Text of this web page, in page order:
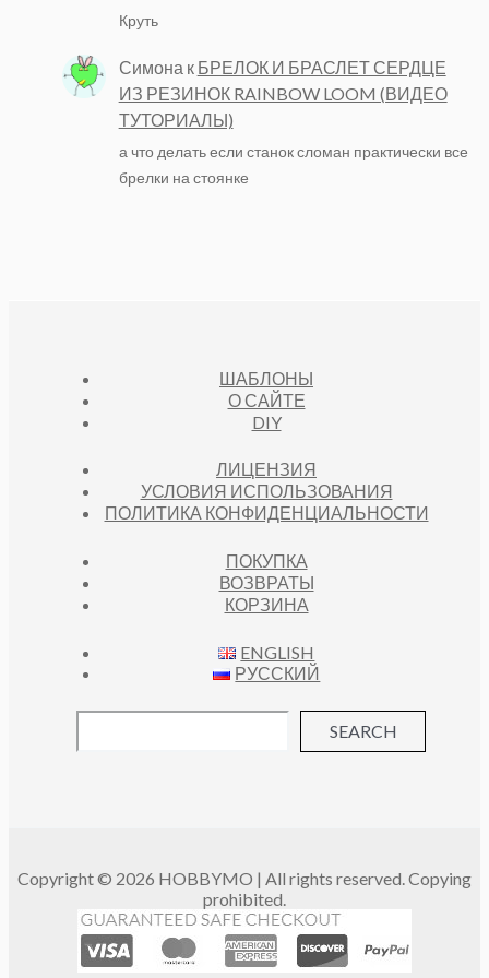
Круть
Симона к БРЕЛОК И БРАСЛЕТ СЕРДЦЕ
ИЗ РЕЗИНОК RAINBOW LOOM (ВИДЕО
ТУТОРИАЛЫ)
а что делать если станок сломан практически все
брелки на стоянке
ШАБЛОНЫ
О САЙТЕ
DIY
ЛИЦЕНЗИЯ
УСЛОВИЯ ИСПОЛЬЗОВАНИЯ
ПОЛИТИКА КОНФИДЕНЦИАЛЬНОСТИ
ПОКУПКА
ВОЗВРАТЫ
КОРЗИНА
ENGLISH
РУССКИЙ
SEARCH
Copyright © 2026 HOBBYMO | All rights reserved. Copying
prohibited.